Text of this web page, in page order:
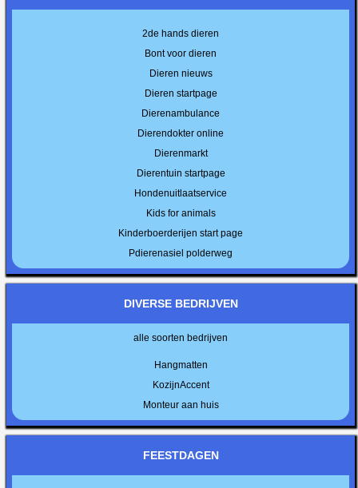
2de hands dieren
Bont voor dieren
Dieren nieuws
Dieren startpage
Dierenambulance
Dierendokter online
Dierenmarkt
Dierentuin startpage
Hondenuitlaatservice
Kids for animals
Kinderboerderijen start page
Pdierenasiel polderweg
DIVERSE BEDRIJVEN
alle soorten bedrijven
Hangmatten
KozijnAccent
Monteur aan huis
FEESTDAGEN